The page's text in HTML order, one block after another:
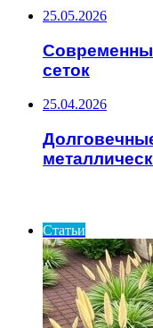
25.05.2026
сеток
25.04.2026
Статьи